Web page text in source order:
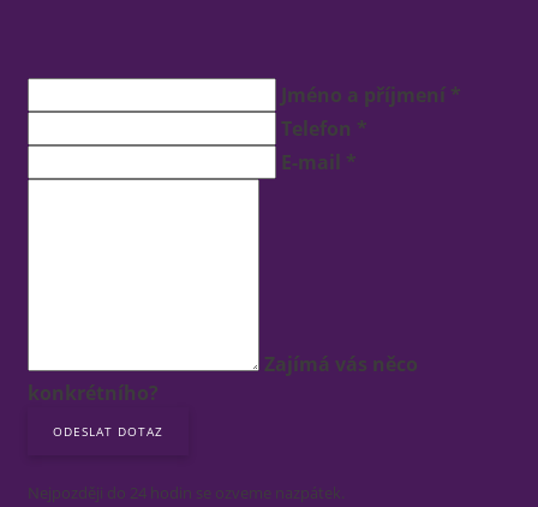
Jméno a příjmení *
Telefon *
E-mail *
Zajímá vás něco
konkrétního?
Nejpozději do 24 hodin se ozveme nazpátek.